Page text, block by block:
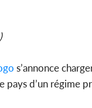
s’annonce
pays d’un régime